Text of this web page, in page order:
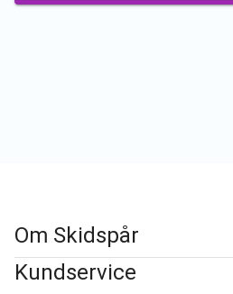
Om Skidspår
Kundservice